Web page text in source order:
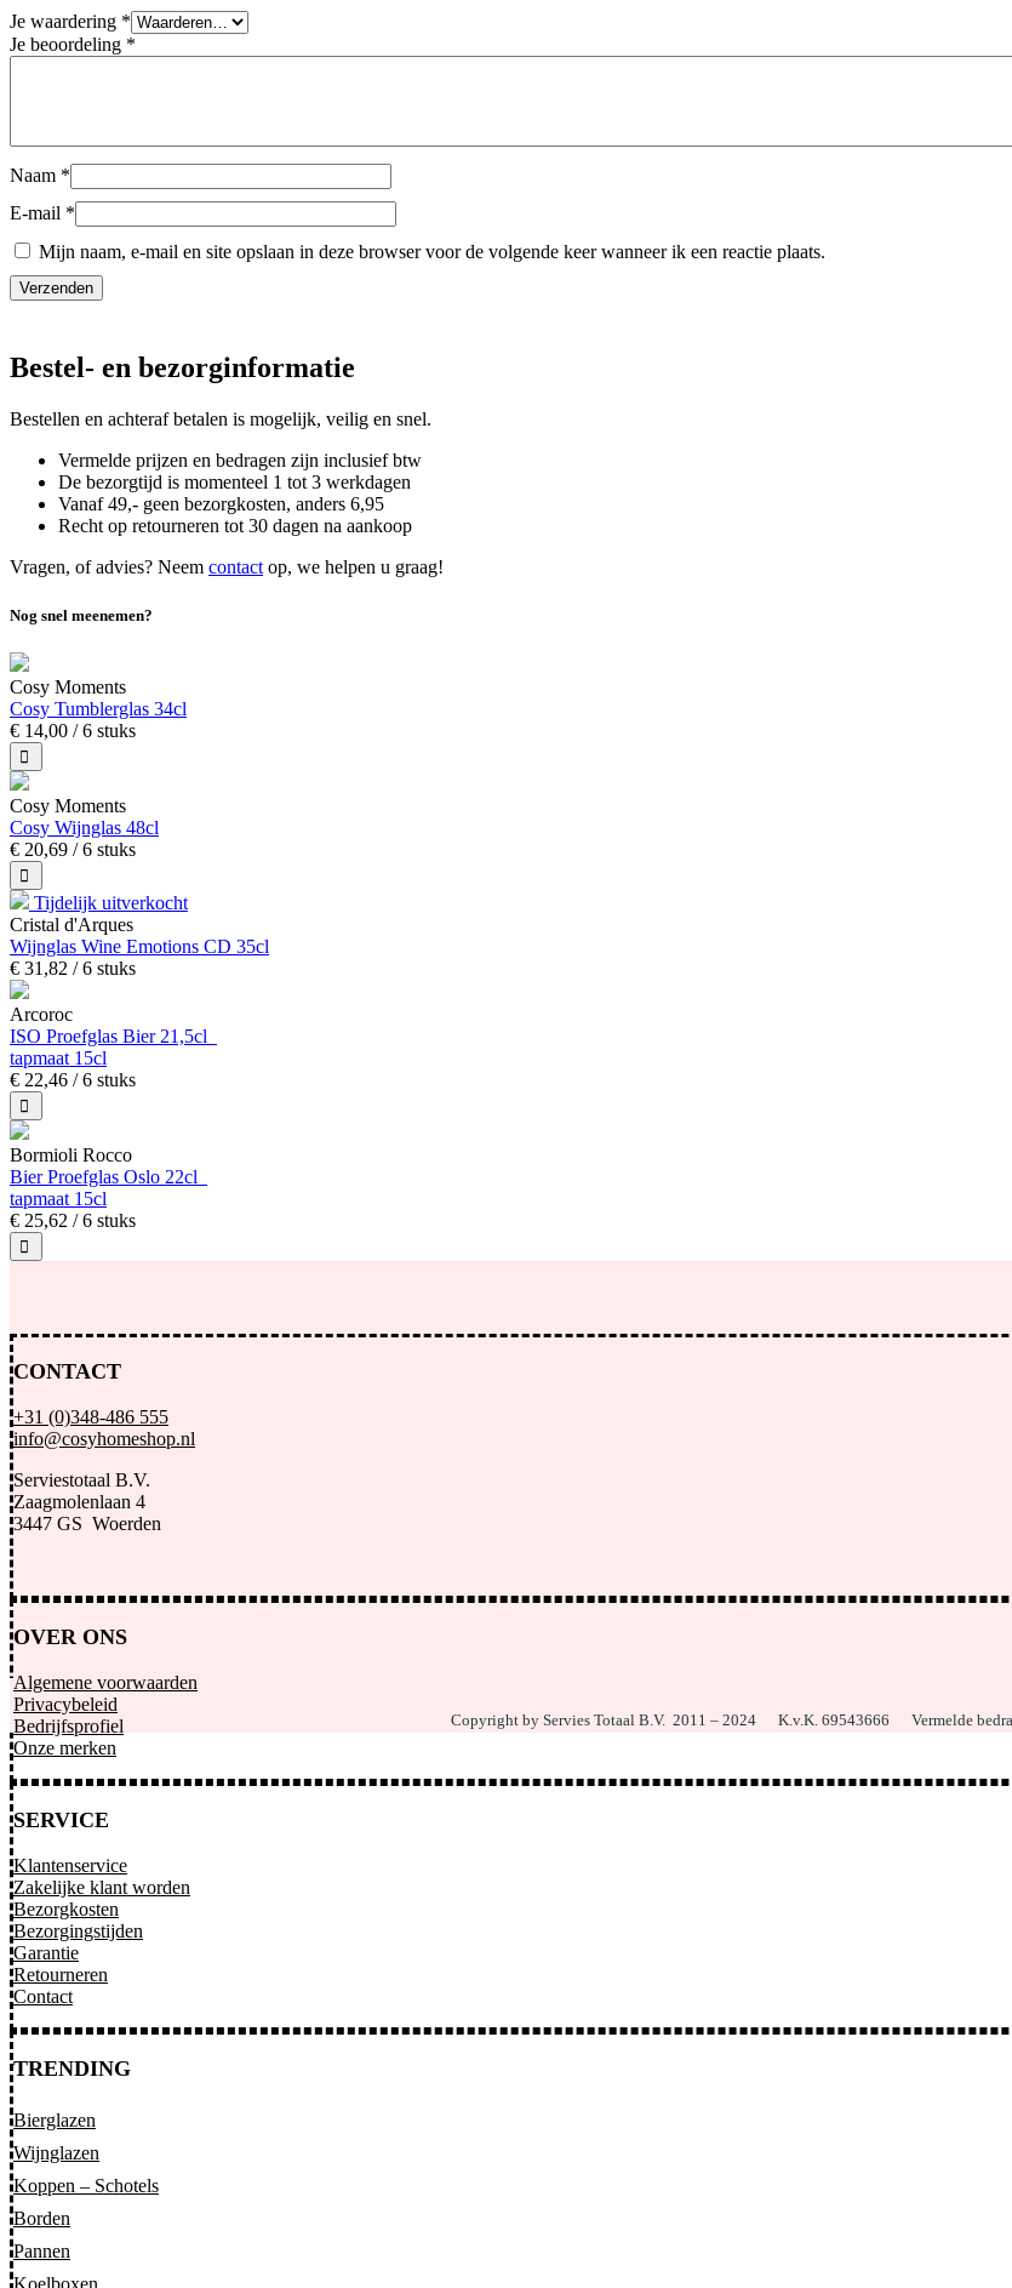
Je waardering *
Je beoordeling *
Naam *
E-mail *
Mijn naam, e-mail en site opslaan in deze browser voor de volgende keer wanneer ik een reactie plaats.
Bestel- en bezorginformatie
Bestellen en achteraf betalen is mogelijk, veilig en snel.
Vermelde prijzen en bedragen zijn inclusief btw
De bezorgtijd is momenteel 1 tot 3 werkdagen
Vanaf 49,- geen bezorgkosten, anders 6,95
Recht op retourneren tot 30 dagen na aankoop
Vragen, of advies? Neem contact op, we helpen u graag!
Nog snel meenemen?
Cosy Moments
Cosy Tumblerglas 34cl
€ 14,00 / 6 stuks
Cosy Moments
Cosy Wijnglas 48cl
€ 20,69 / 6 stuks
Tijdelijk uitverkocht
Cristal d'Arques
Wijnglas Wine Emotions CD 35cl
€ 31,82 / 6 stuks
Arcoroc
ISO Proefglas Bier 21,5cl
tapmaat 15cl
€ 22,46 / 6 stuks
Bormioli Rocco
Bier Proefglas Oslo 22cl
tapmaat 15cl
€ 25,62 / 6 stuks
CONTACT
+31 (0)348-486 555
info@cosyhomeshop.nl
Serviestotaal B.V.
Zaagmolenlaan 4
3447 GS Woerden
OVER ONS
Algemene voorwaarden
Privacybeleid
Bedrijfsprofiel
Onze merken
SERVICE
Klantenservice
Zakelijke klant worden
Bezorgkosten
Bezorgingstijden
Garantie
Retourneren
Contact
TRENDING
Bierglazen
Wijnglazen
Koppen – Schotels
Borden
Pannen
Koelboxen
Copyright by Servies Totaal B.V. 2011 – 2024 K.v.K. 69543666 Vermelde